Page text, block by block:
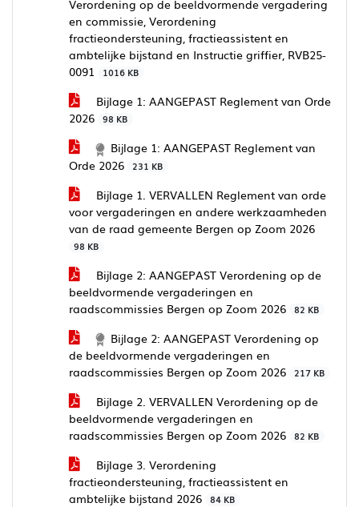
Verordening op de beeldvormende vergadering
en commissie, Verordening
fractieondersteuning, fractieassistent en
ambtelijke bijstand en Instructie griffier, RVB25-
0091
1016 KB
Bijlage 1: AANGEPAST Reglement van Orde
2026
98 KB
Bijlage 1: AANGEPAST Reglement van
Orde 2026
231 KB
Bijlage 1. VERVALLEN Reglement van orde
voor vergaderingen en andere werkzaamheden
van de raad gemeente Bergen op Zoom 2026
98 KB
Bijlage 2: AANGEPAST Verordening op de
beeldvormende vergaderingen en
raadscommissies Bergen op Zoom 2026
82 KB
Bijlage 2: AANGEPAST Verordening op
de beeldvormende vergaderingen en
raadscommissies Bergen op Zoom 2026
217 KB
Bijlage 2. VERVALLEN Verordening op de
beeldvormende vergaderingen en
raadscommissies Bergen op Zoom 2026
82 KB
Bijlage 3. Verordening
fractieondersteuning, fractieassistent en
ambtelijke bijstand 2026
84 KB